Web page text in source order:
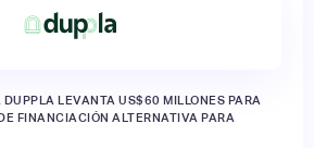
LEVANTA US$60 MILLONES PARA
FINANCIACIÓN ALTERNATIVA PARA